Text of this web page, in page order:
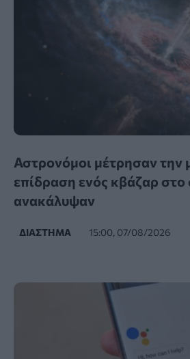
Αστρονόμοι μέτρησαν την
επίδραση ενός κβάζαρ στο
ανακάλυψαν
ΔΙΆΣΤΗΜΑ 15:00, 07/08/2026